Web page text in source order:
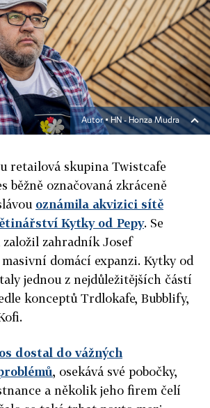
Autor ▪ HN - Honza Mudra
retailová skupina Twistcafe
běžně označovaná zkráceně
oznámila akvizici sítě
Kytky od Pepy. Se
zahradník Josef
domácí expanzi. Kytky od
jednou z nejdůležitějších částí
konceptů Trdlokafe, Bubblify,
dostal do vážných
, osekává své pobočky,
a několik jeho firem čelí